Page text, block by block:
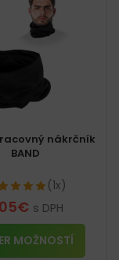
nákrčník
BAND
(1x)
€ s DPH
MOŽNOSTÍ